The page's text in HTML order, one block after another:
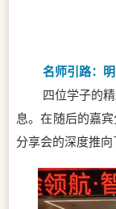
名师引路：
四位学子的
息。在随后的嘉
分享会的深度推向